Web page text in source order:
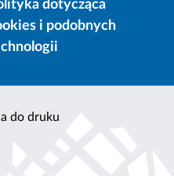
dotycząca
i podobnych
do druku